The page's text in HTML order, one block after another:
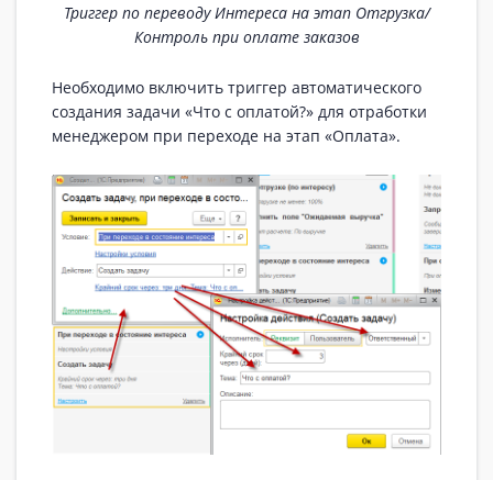
Триггер по переводу Интереса на этап Отгрузка/
Контроль при оплате заказов
Необходимо включить триггер автоматического
создания задачи «Что с оплатой?» для отработки
менеджером при переходе на этап «Оплата».